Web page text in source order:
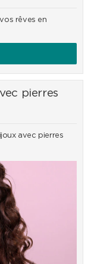
rêves en
pierres
avec pierres